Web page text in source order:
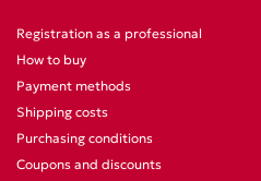
Registration as a professional
How to buy
Payment methods
Shipping costs
Purchasing conditions
Coupons and discounts